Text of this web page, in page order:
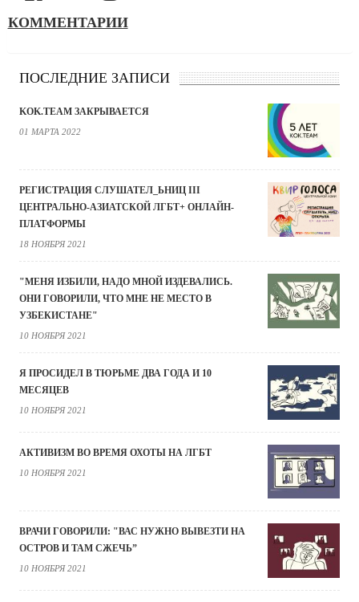
КОММЕНТАРИИ
ПОСЛЕДНИЕ ЗАПИСИ
KOK.TEAM ЗАКРЫВАЕТСЯ
01 МАРТА 2022
РЕГИСТРАЦИЯ СЛУШАТЕЛ_ЬНИЦ III
ЦЕНТРАЛЬНО-АЗИАТСКОЙ ЛГБТ+ ОНЛАЙН-
ПЛАТФОРМЫ
18 НОЯБРЯ 2021
"МЕНЯ ИЗБИЛИ, НАДО МНОЙ ИЗДЕВАЛИСЬ.
ОНИ ГОВОРИЛИ, ЧТО МНЕ НЕ МЕСТО В
УЗБЕКИСТАНЕ"
10 НОЯБРЯ 2021
Я ПРОСИДЕЛ В ТЮРЬМЕ ДВА ГОДА И 10
МЕСЯЦЕВ
10 НОЯБРЯ 2021
АКТИВИЗМ ВО ВРЕМЯ ОХОТЫ НА ЛГБТ
10 НОЯБРЯ 2021
ВРАЧИ ГОВОРИЛИ: "ВАС НУЖНО ВЫВЕЗТИ НА
ОСТРОВ И ТАМ СЖЕЧЬ”
10 НОЯБРЯ 2021